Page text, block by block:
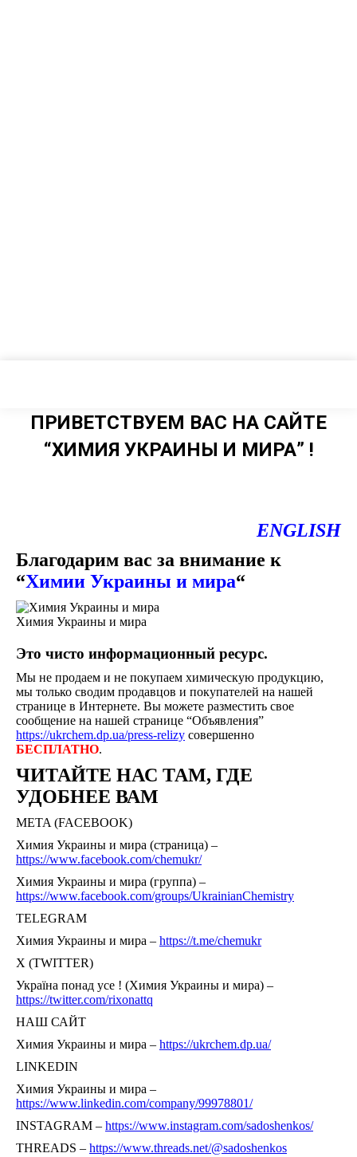
ПРИВЕТСТВУЕМ ВАС НА САЙТЕ
“ХИМИЯ УКРАИНЫ И МИРА” !
ENGLISH
Благодарим вас за внимание к
“Химии Украины и мира“
Химия Украины и мира
Это чисто информационный ресурс.
Мы не продаем и не покупаем химическую продукцию,
мы только сводим продавцов и покупателей на нашей
странице в Интернете. Вы можете разместить свое
сообщение на нашей странице “Объявления”
https://ukrchem.dp.ua/press-relizy совершенно
БЕСПЛАТНО.
ЧИТАЙТЕ НАС ТАМ, ГДЕ
УДОБНЕЕ ВАМ
META (FACEBOOK)
Химия Украины и мира (страница) –
https://www.facebook.com/chemukr/
Химия Украины и мира (группа) –
https://www.facebook.com/groups/UkrainianChemistry
TELEGRAM
Химия Украины и мира – https://t.me/chemukr
Х (TWITTER)
Україна понад усе ! (Химия Украины и мира) –
https://twitter.com/rixonattq
НАШ САЙТ
Химия Украины и мира – https://ukrchem.dp.ua/
LINKEDIN
Химия Украины и мира –
https://www.linkedin.com/company/99978801/
INSTAGRAM – https://www.instagram.com/sadoshenkos/
THREADS – https://www.threads.net/@sadoshenkos